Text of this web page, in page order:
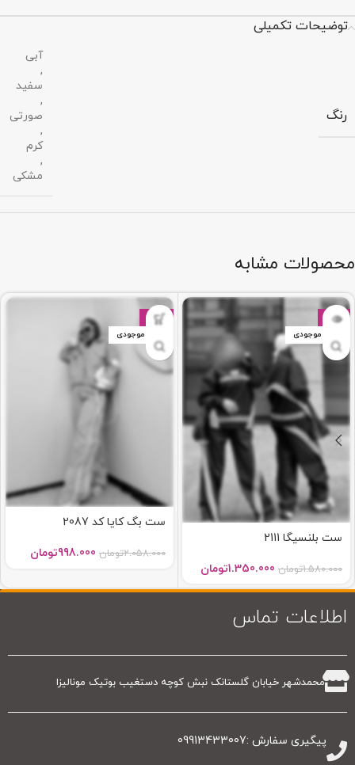
توضیحات تکمیلی
رنگ
آبی
,
سفید
,
صورتی
,
کرم
,
مشکی
محصولات مشابه
-15%
اتمام موجودی
ست بلنسیگا 2111
1.580.000تومان 1.350.000تومان
-52%
اتمام موجودی
ست بگ کایا کد 2087
2.058.000تومان 998.000تومان
اطلاعات تماس
محمدشهر خیابان گلستانک نبش کوچه دستغیب بوتیک مونالیزا
پیگیری سفارش :09913433007